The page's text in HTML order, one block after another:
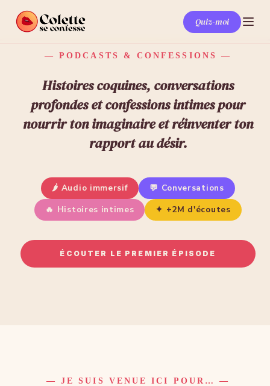
Quiz-moi
— PODCASTS & CONFESSIONS —
Histoires coquines, conversations
profondes et confessions intimes pour
nourrir ton imaginaire et réinventer ton
rapport au désir.
🌶 Audio immersif
💬 Conversations
🔥 Histoires intimes
✦ +2M d'écoutes
ÉCOUTER LE PREMIER ÉPISODE
— JE SUIS VENUE ICI POUR… —